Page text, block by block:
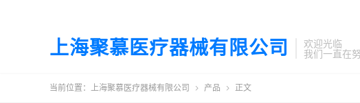
上海聚慕医疗器械有限公司
欢迎光临
我们一直在
当前位置： 上海聚慕医疗器械有限公司  产品  正文